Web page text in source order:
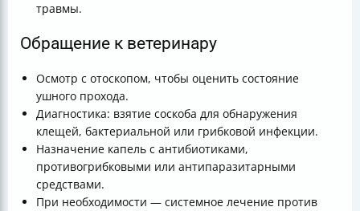
травмы.
Обращение к ветеринару
Осмотр с отоскопом, чтобы оценить состояние
ушного прохода.
Диагностика: взятие соскоба для обнаружения
клещей, бактериальной или грибковой инфекции.
Назначение капель с антибиотиками,
противогрибковыми или антипаразитарными
средствами.
При необходимости — системное лечение против